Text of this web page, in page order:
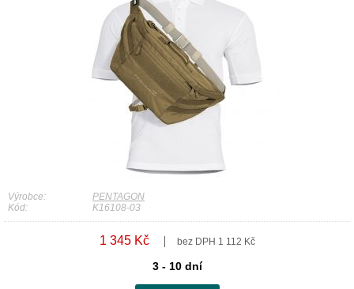
Výrobce:
PENTAGON
Kód:
K16108-03
1 345 Kč bez DPH 1 112 Kč
3 - 10 dní